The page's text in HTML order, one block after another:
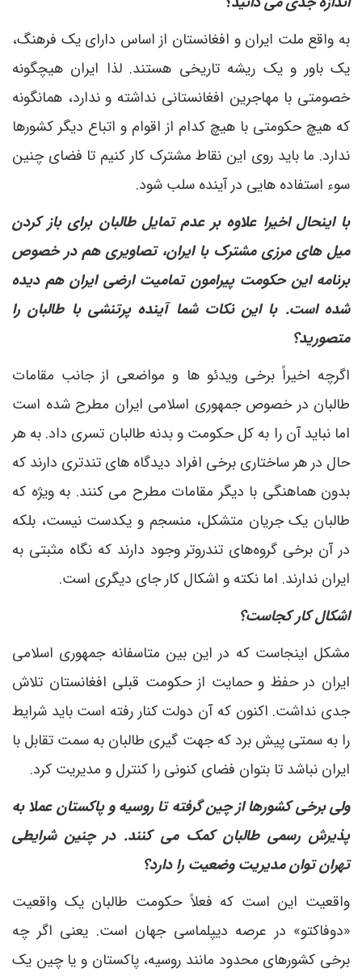
به واقع ملت ایران و افغانستان از اساس دارای یک فرهنگ،
یک باور و یک ریشه تاریخی هستند. لذا ایران هیچگونه
خصومتی با مهاجرین افغانستانی نداشته و ندارد، همانگونه
که هیچ حکومتی با هیچ کدام از اقوام و اتباع دیگر کشورها
ندارد. ما باید روی این نقاط مشترک کار کنیم تا فضای چنین
سوء استفاده هایی در آینده سلب شود.
با اینحال اخیرا علاوه بر عدم تمایل طالبان برای باز کردن
میل های مرزی مشترک با ایران، تصاویری هم در خصوص
برنامه این حکومت پیرامون تمامیت ارضی ایران هم دیده
شده است. با این نکات شما آینده پرتنشی با طالبان را
متصورید؟
اگرچه اخیراً برخی ویدئو ها و مواضعی از جانب مقامات
طالبان در خصوص جمهوری اسلامی ایران مطرح شده است
اما نباید آن را به کل حکومت و بدنه طالبان تسری داد. به هر
حال در هر ساختاری برخی افراد دیدگاه های تندتری دارند که
بدون هماهنگی با دیگر مقامات مطرح می کنند. به ویژه که
طالبان یک جریان متشکل، منسجم و یکدست نیست، بلکه
در آن برخی گروه‌های تندروتر وجود دارند که نگاه مثبتی به
ایران ندارند. اما نکته و اشکال کار جای دیگری است.
اشکال کار کجاست؟
مشکل اینجاست که در این بین متاسفانه جمهوری اسلامی
ایران در حفظ و حمایت از حکومت قبلی افغانستان تلاش
جدی نداشت. اکنون که آن دولت کنار رفته است باید شرایط
را به سمتی پیش برد که جهت گیری طالبان به سمت تقابل با
ایران نباشد تا بتوان فضای کنونی را کنترل و مدیریت کرد.
ولی برخی کشورها از چین گرفته تا روسیه و پاکستان عملا به
پذیرش رسمی طالبان کمک می کنند. در چنین شرایطی
تهران توان مدیریت وضعیت را دارد؟
واقعیت این است که فعلاً حکومت طالبان یک واقعیت
«دوفاکتو» در عرصه دیپلماسی جهان است. یعنی اگر چه
برخی کشورهای محدود مانند روسیه، پاکستان و یا چین یک